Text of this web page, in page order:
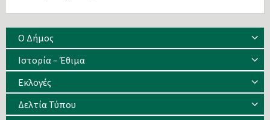
Ο Δήμος
Ιστορία – Έθιμα
Eκλογές
Δελτία Τύπου